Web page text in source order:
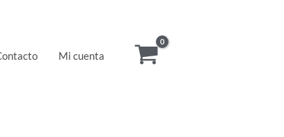
Mi cuenta